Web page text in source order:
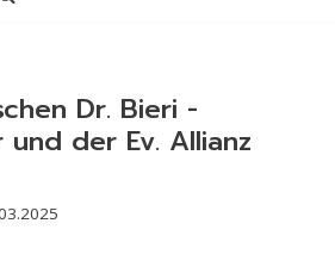
Dr. Bieri -
der Ev. Allianz